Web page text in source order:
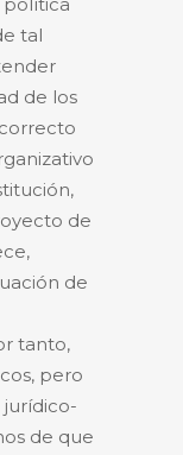
tal
de los
de
de
tanto,
pero
jurídico-
de que